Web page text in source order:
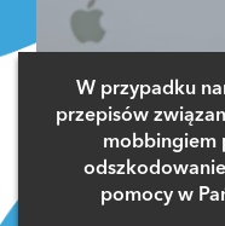
W przypadku
przepisów
mobbingiem
pomocy w